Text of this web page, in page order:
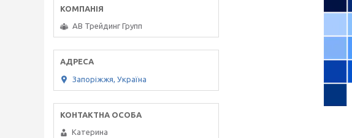
АВ Трейдинг Групп
Запоріжжя, Україна
Катерина